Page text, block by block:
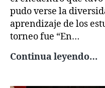
pudo verse la
aprendizaje de los
torneo fue “En…
Continua leyendo…